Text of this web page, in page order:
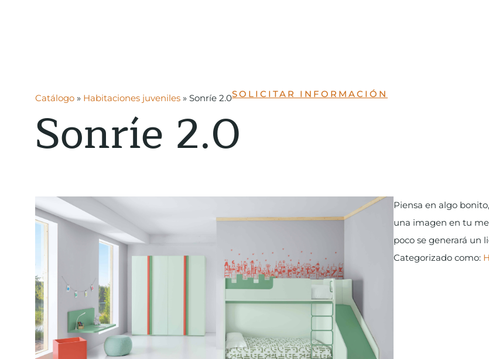
Catálogo » Habitaciones juveniles » Sonríe 2.0SOLICITAR INFORMACIÓN
Sonríe 2.0
Piensa en algo
una imagen en tu
poco se generará un
Categorizado como: